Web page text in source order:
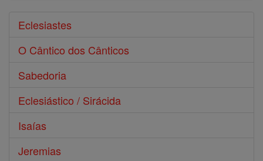
Eclesiastes
O Cântico dos Cânticos
Sabedoria
Eclesiástico / Sirácida
Isaías
Jeremias